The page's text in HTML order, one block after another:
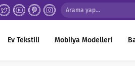
Ev Tekstili Mobilya Modelleri